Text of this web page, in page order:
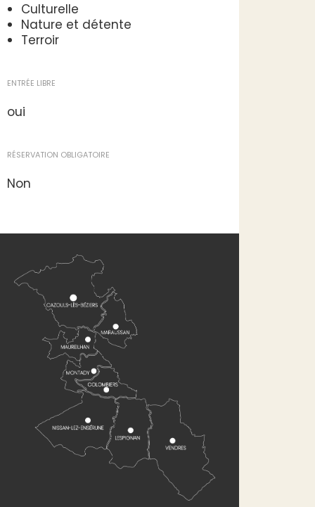
Culturelle
Nature et détente
Terroir
ENTRÉE LIBRE
oui
RÉSERVATION OBLIGATOIRE
Non